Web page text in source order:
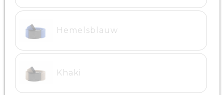
Hemelsblauw
Khaki